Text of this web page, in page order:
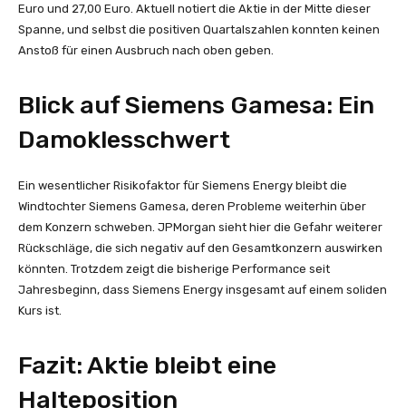
Euro und 27,00 Euro. Aktuell notiert die Aktie in der Mitte dieser
Spanne, und selbst die positiven Quartalszahlen konnten keinen
Anstoß für einen Ausbruch nach oben geben.
Blick auf Siemens Gamesa: Ein
Damoklesschwert
Ein wesentlicher Risikofaktor für Siemens Energy bleibt die
Windtochter Siemens Gamesa, deren Probleme weiterhin über
dem Konzern schweben. JPMorgan sieht hier die Gefahr weiterer
Rückschläge, die sich negativ auf den Gesamtkonzern auswirken
könnten. Trotzdem zeigt die bisherige Performance seit
Jahresbeginn, dass Siemens Energy insgesamt auf einem soliden
Kurs ist.
Fazit: Aktie bleibt eine
Halteposition